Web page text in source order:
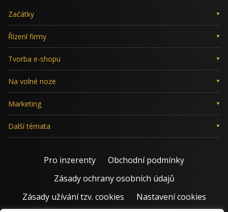
Začátky
Řízení firmy
Tvorba e-shopu
Na volné noze
Marketing
Další témata
Pro inzerenty
Obchodní podmínky
Zásady ochrany osobních údajů
Zásady užívání tzv. cookies
Nastavení cookies